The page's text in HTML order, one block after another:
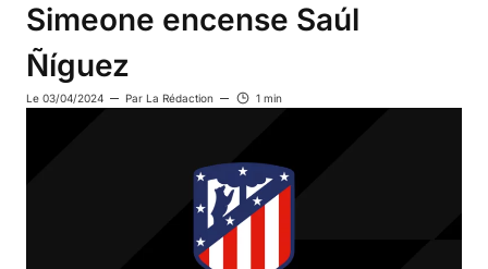
Simeone encense Saúl
Ñíguez
Le 03/04/2024 Par La Rédaction 1 min